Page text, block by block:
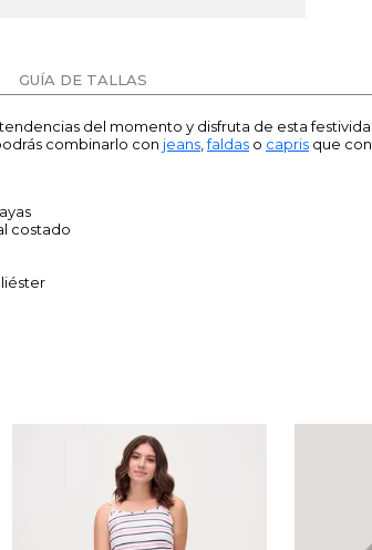
GUÍA DE TALLAS
del momento y disfruta de esta
combinarlo con jeans ,faldas o capris que
costado